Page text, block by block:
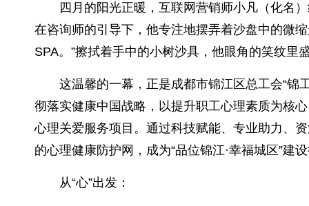
四月的阳光正暖，互联网营销师小凡（化名
在咨询师的引导下，他专注地摆弄着沙盘中的微
SPA。”擦拭着手中的小树沙具，他眼角的笑纹里
这温馨的一幕，正是成都市锦江区总工会“锦
彻落实健康中国战略，以提升职工心理素质为核
心理关爱服务项目。通过科技赋能、专业助力、
的心理健康防护网，成为“品位锦江·幸福城区”建
从“心”出发：